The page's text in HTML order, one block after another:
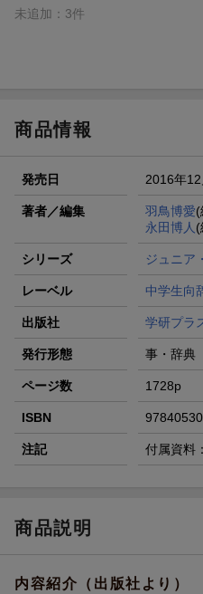
楽天モバイル紹介キャンペ
条件達成で楽天限定・宝塚
未追加： 3件
商品情報
発売日 2016年
著者／編集 羽鳥博愛(
永田博人(
シリーズ ジュニア
レーベル 中学生向
出版社 学研プラ
発行形態 事・辞典
ページ数 1728p
ISBN
注記 付属資料
商品説明
内容紹介（出版社より）